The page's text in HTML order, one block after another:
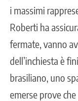
i massimi
Roberti ha
fermate, vanno
dell’inchiesta è
brasiliano, uno
emerse prove